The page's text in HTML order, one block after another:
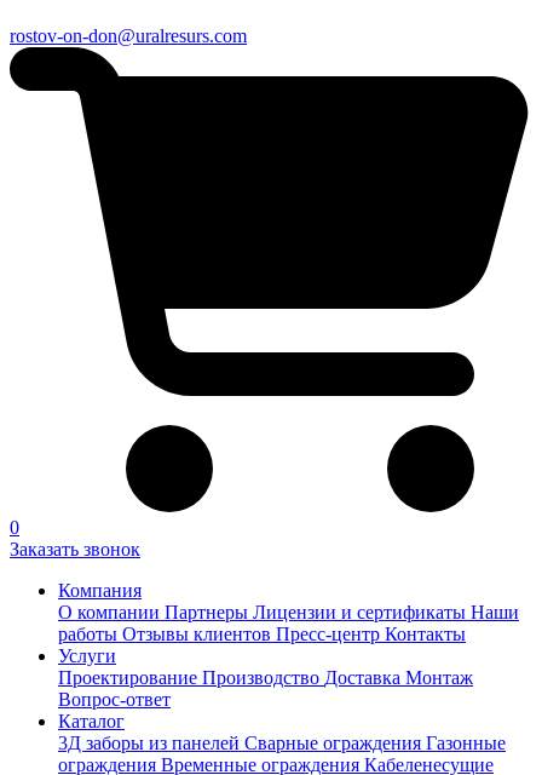
rostov-on-don@uralresurs.com
0
Заказать звонок
Компания
О компании Партнеры Лицензии и сертификаты Наши
работы Отзывы клиентов Пресс-центр Контакты
Услуги
Проектирование Производство Доставка Монтаж
Вопрос-ответ
Каталог
3Д заборы из панелей Сварные ограждения Газонные
ограждения Временные ограждения Кабеленесущие